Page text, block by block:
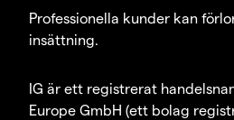
Professionella kunder kan
insättning.
IG är ett registrerat
Europe GmbH (ett bolag